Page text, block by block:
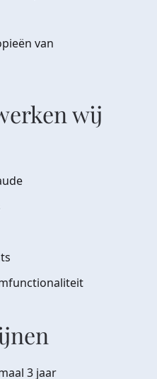
van
wij
3 jaar